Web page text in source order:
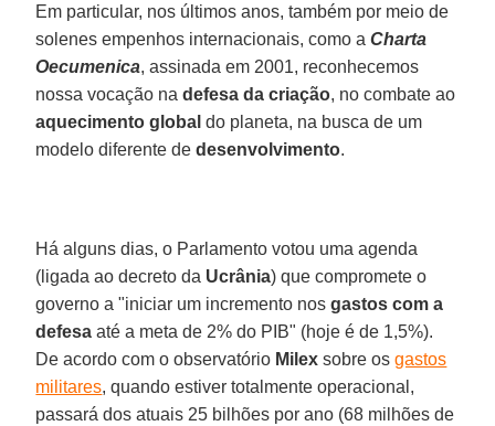
Em particular, nos últimos anos, também por meio de
solenes empenhos internacionais, como aCharta
Oecumenica, assinada em 2001, reconhecemos
nossa vocação nadefesa da criação, no combate ao
aquecimento global do planeta, na busca de um
modelo diferente dedesenvolvimento.
Há alguns dias, o Parlamento votou uma agenda
(ligada ao decreto da Ucrânia) que compromete o
governo a "iniciar um incremento nosgastos com a
defesa até a meta de 2% do PIB" (hoje é de 1,5%).
De acordo com o observatório Milex sobre osgastos
militares, quando estiver totalmente operacional,
passará dos atuais 25 bilhões por ano (68 milhões de